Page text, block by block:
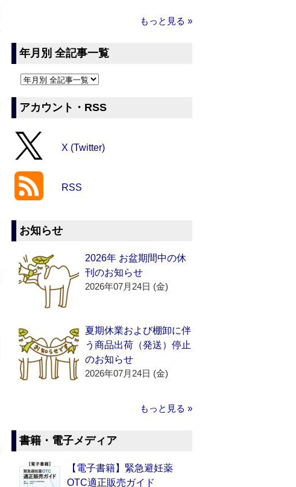
もっと見る »
年月別 全記事一覧
アカウント・RSS
X (Twitter)
RSS
お知らせ
2026年 お盆期間中の休
刊のお知らせ
2026年07月24日 (金)
夏期休業および棚卸に伴
う商品出荷（発送）停止
のお知らせ
2026年07月24日 (金)
もっと見る »
書籍・電子メディア
【電子書籍】緊急避妊薬
OTC適正販売ガイド